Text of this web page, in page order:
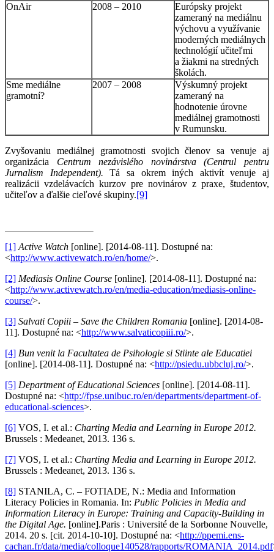
OnAir
2008 – 2010
Európsky projekt
zameraný na mediálnu
výchovu a využívanie
moderných mediálnych
technológií učiteľmi
a žiakmi na stredných
školách.
Sme mediálne
gramotní?
2007 – 2008
Výskumný projekt
zameraný na
hodnotenie úrovne
mediálnej gramotnosti
v Rumunsku.
Zvyšovaniu mediálnej gramotnosti svojich členov sa venuje aj
organizácia Centrum nezávislého novinárstva (Centrul pentru
Jurnalism Independent). Tá sa okrem iných aktivít venuje aj
realizácii vzdelávacích kurzov pre novinárov z praxe, študentov,
učiteľov a ďalšie cieľové skupiny.[9]
[1] Active Watch [online]. [2014-08-11]. Dostupné na:
<http://www.activewatch.ro/en/home/>.
[2] Mediasis Online Course [online]. [2014-08-11]. Dostupné na:
<http://www.activewatch.ro/en/media-education/mediasis-online-
course/>.
[3] Salvati Copiii – Save the Children Romania [online]. [2014-08-
11]. Dostupné na: <http://www.salvaticopiii.ro/>.
[4] Bun venit la Facultatea de Psihologie si Stiinte ale Educatiei
[online]. [2014-08-11]. Dostupné na: <http://psiedu.ubbcluj.ro/>.
[5] Department of Educational Sciences [online]. [2014-08-11].
Dostupné na: <http://fpse.unibuc.ro/en/departments/department-of-
educational-sciences>.
[6] VOS, I. et al.: Charting Media and Learning in Europe 2012.
Brussels : Medeanet, 2013. 136 s.
[7] VOS, I. et al.: Charting Media and Learning in Europe 2012.
Brussels : Medeanet, 2013. 136 s.
[8] STANILA, C. – FOTIADE, N.: Media and Information
Literacy Policies in Romania. In: Public Policies in Media and
Information Literacy in Europe: Training and Capacity-Building in
the Digital Age. [online].Paris : Université de la Sorbonne Nouvelle,
2014. 20 s. [cit. 2014-10-10]. Dostupné na: <http://ppemi.ens-
cachan.fr/data/media/colloque140528/rapports/ROMANIA_2014.pdf